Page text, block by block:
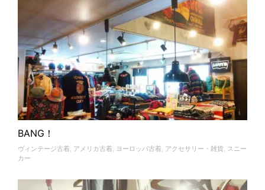
BANG！
ヴィンテージ古着, アメリカ古着, ヨーロッパ古着, アクセサリー・雑貨, スニー
カー